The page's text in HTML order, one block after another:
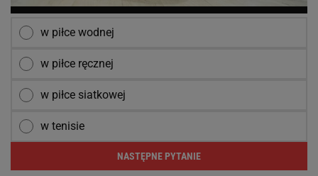
w piłce wodnej
w piłce ręcznej
w piłce siatkowej
w tenisie
NASTĘPNE PYTANIE